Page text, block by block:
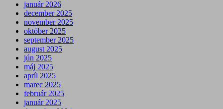
január 2026
december 2025
november 2025
október 2025
september 2025
august 2025
jún 2025
máj 2025
apríl 2025
marec 2025
február 2025
január 2025